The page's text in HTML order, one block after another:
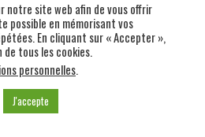
notre site web afin de vous offrir
possible en mémorisant vos
En cliquant sur « Accepter »,
tous les cookies.
personnelles.
J'accepte